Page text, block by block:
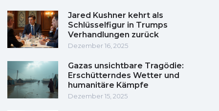
Jared Kushner kehrt als
Schlüsselfigur in Trumps
Verhandlungen zurück
Dezember 16, 2025
Gazas unsichtbare Tragödie:
Erschütterndes Wetter und
humanitäre Kämpfe
Dezember 15, 2025